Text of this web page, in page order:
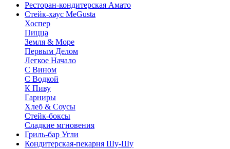
Ресторан-кондитерская Амато
Стейк-хаус MeGusta
Хоспер
Пицца
Земля & Море
Первым Делом
Легкое Начало
С Вином
С Водкой
К Пиву
Гарниры
Хлеб & Соусы
Стейк-боксы
Сладкие мгновения
Гриль-бар Угли
Кондитерская-пекарня Шу-Шу